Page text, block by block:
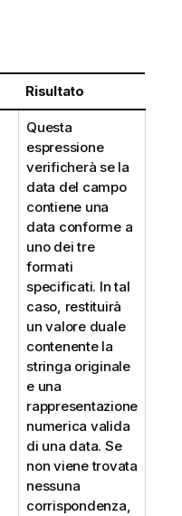
Risultato
Questa
espressione
verificherà se la
data del campo
contiene una
data conforme a
uno dei tre
formati
specificati. In tal
caso, restituirà
un valore duale
contenente la
stringa originale
e una
rappresentazione
numerica valida
di una data. Se
non viene trovata
nessuna
corrispondenza,